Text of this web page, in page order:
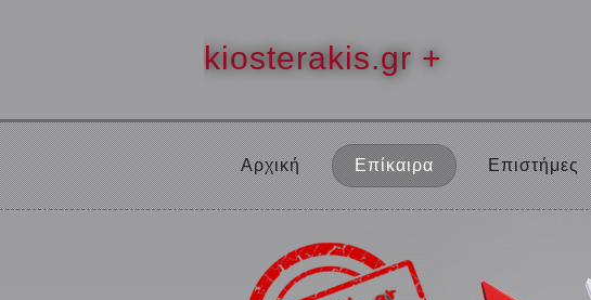
kiosterakis.gr +
Αρχική Επίκαιρα Επιστήμες